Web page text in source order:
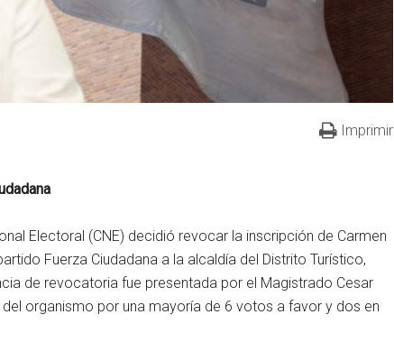
Imprimir
Electoral (CNE) decidió revocar la inscripción de Carmen
Fuerza Ciudadana a la alcaldía del Distrito Turístico,
de revocatoria fue presentada por el Magistrado Cesar
organismo por una mayoría de 6 votos a favor y dos en